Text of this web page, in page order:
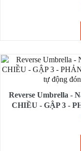
cầm tay cao cấp tự
Reverse Umbrella -
CHIỀU - GẬP 3 -
cao cấp tự